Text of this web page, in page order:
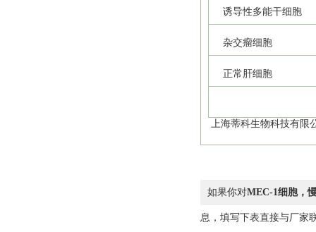
诱导性多能干细胞
杂交瘤细胞
正常肝细胞
上海蒂科生物科技有限
如果你对MEC-1细胞，
息，填写下表直接与厂家